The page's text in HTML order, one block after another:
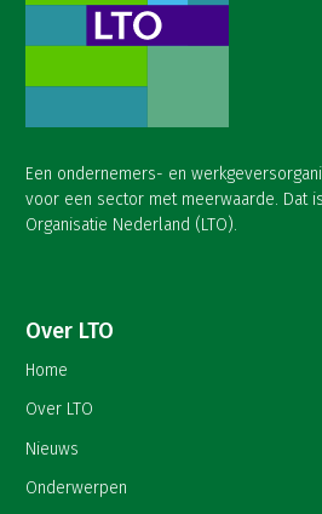
Een ondernemers- en
voor een sector met meerwaarde. Dat
Organisatie Nederland (LTO).
Over LTO
Home
Over LTO
Nieuws
Onderwerpen